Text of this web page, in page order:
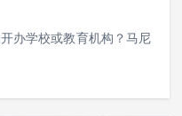
办学校或教育机构？马尼